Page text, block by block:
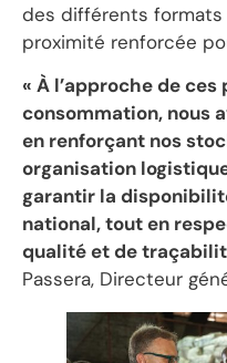
des différents formats
proximité renforcée
« À l’approche de
consommation, nous
en renforçant nos
organisation
garantir la
national, tout en
qualité et de
Passera, Directeur